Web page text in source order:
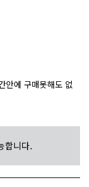
안에 구매못해도 없
합니다.